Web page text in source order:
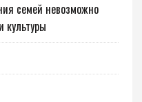
семей невозможно
культуры